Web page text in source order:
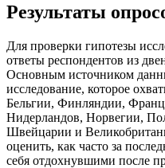
Результаты
Для проверки гипотезы
ответы респондентов из
Основным источником
исследование, которое
Бельгии, Финляндии,
Нидерландов, Норвегии,
Швейцарии и
оценить, как часто за
себя отдохнувшими после